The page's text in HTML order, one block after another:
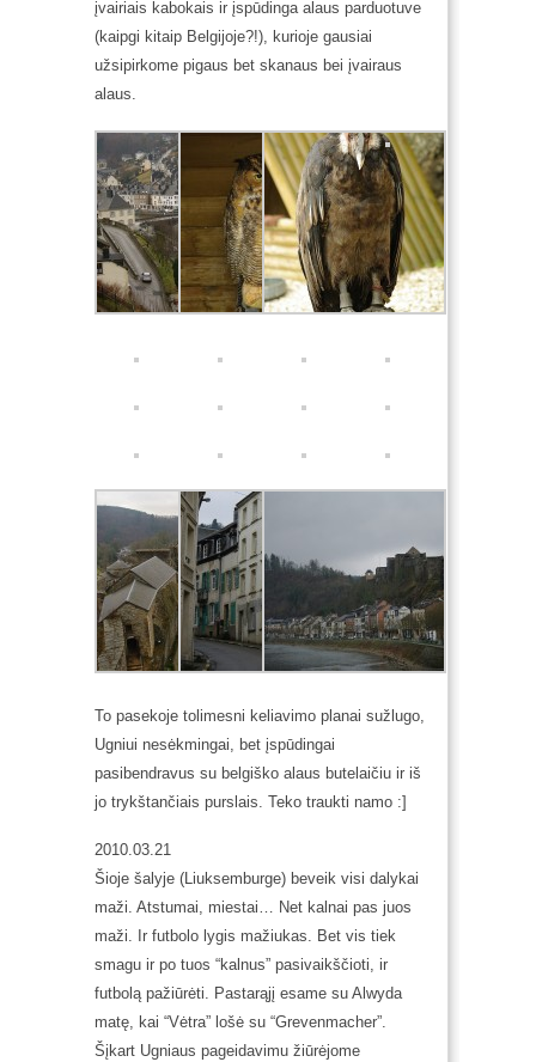
įvairiais kabokais ir įspūdinga alaus parduotuve
(kaipgi kitaip Belgijoje?!), kurioje gausiai
užsipirkome pigaus bet skanaus bei įvairaus
alaus.
To pasekoje tolimesni keliavimo planai sužlugo,
Ugniui nesėkmingai, bet įspūdingai
pasibendravus su belgiško alaus butelaičiu ir iš
jo trykštančiais purslais. Teko traukti namo :]
2010.03.21
Šioje šalyje (Liuksemburge) beveik visi dalykai
maži. Atstumai, miestai… Net kalnai pas juos
maži. Ir futbolo lygis mažiukas. Bet vis tiek
smagu ir po tuos “kalnus” pasivaikščioti, ir
futbolą pažiūrėti. Pastarąjį esame su Alwyda
matę, kai “Vėtra” lošė su “Grevenmacher”.
Šįkart Ugniaus pageidavimu žiūrėjome